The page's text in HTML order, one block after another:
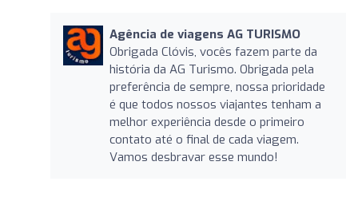
Agência de viagens AG TURISMO
Obrigada Clóvis, vocês fazem parte da
história da AG Turismo. Obrigada pela
preferência de sempre, nossa prioridade
é que todos nossos viajantes tenham a
melhor experiência desde o primeiro
contato até o final de cada viagem.
Vamos desbravar esse mundo!